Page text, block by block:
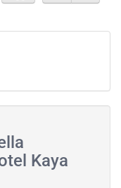
Kaya